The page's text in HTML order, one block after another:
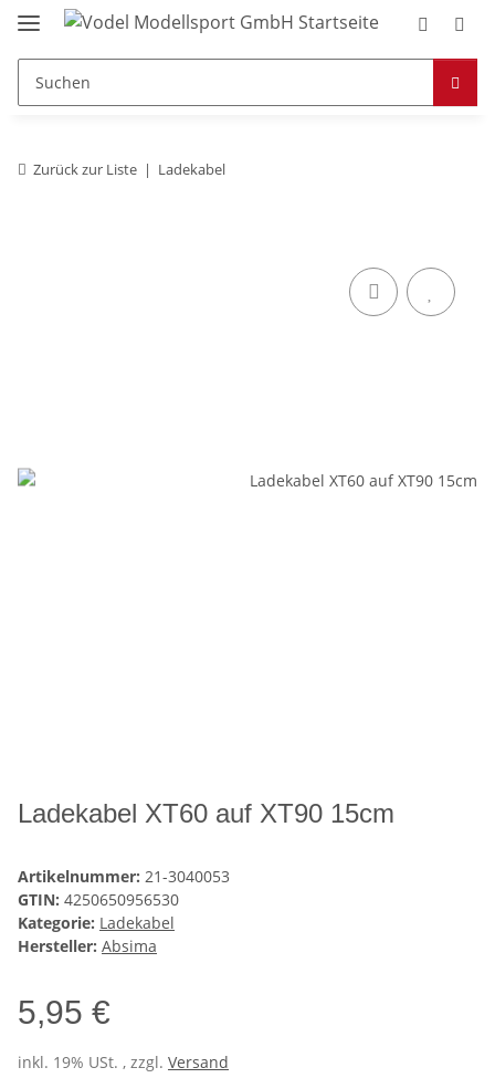
Zurück zur Liste Ladekabel
Ladekabel XT60 auf XT90 15cm
Artikelnummer: 21-3040053
GTIN: 4250650956530
Kategorie: Ladekabel
Hersteller: Absima
5,95 €
inkl. 19% USt. , zzgl. Versand